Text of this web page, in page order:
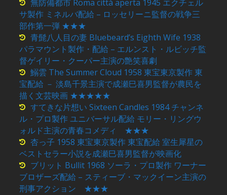
無防備都市 Roma città aperta 1945 エクチェル
サ製作 ミネルバ配給 – ロッセリーニ監督の戦争三
部作第一弾 ★★★
青髭八人目の妻 Bluebeard’s Eighth Wife 1938
パラマウント製作・配給 – エルンスト・ルビッチ監
督ゲイリー・クーパー主演の艶笑喜劇
鰯雲 The Summer Cloud 1958 東宝東京製作 東
宝配給 － 淡島千景主演で成瀬巳喜男監督が農民を
描く文芸映画 ★★★★★
すてきな片想い Sixteen Candles 1984 チャンネ
ル・プロ製作 ユニバーサル配給 モリー・リングウ
ォルド主演の青春コメディ ★★★
杏っ子 1958 東宝東京製作 東宝配給 室生犀星の
ベストセラー小説を成瀬巳喜男監督が映画化
ブリット Bullit 1968 ソーラ・プロ製作 ワーナー
ブロザーズ配給 – スティーブ・マックイーン主演の
刑事アクション ★★★